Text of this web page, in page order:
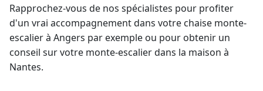
Rapprochez-vous de nos spécialistes pour profiter
d'un vrai accompagnement dans votre chaise monte-
escalierà Angers par exemple ou pour obtenir un
conseil sur votre monte-escalier dans la maison à
Nantes.